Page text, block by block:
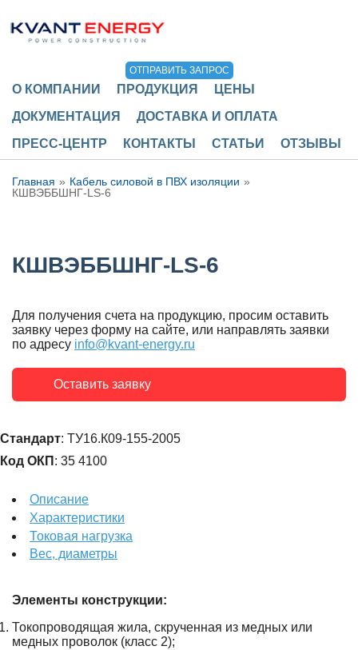
ОТПРАВИТЬ ЗАПРОС
О КОМПАНИИ ПРОДУКЦИЯ
ЦЕНЫ
ДОКУМЕНТАЦИЯ
ДОСТАВКА И ОПЛАТА
ПРЕСС-ЦЕНТР
КОНТАКТЫ СТАТЬИ ОТЗЫВЫ
Главная
Кабель силовой в ПВХ изоляции
КШВЭББШНГ-LS-6
КШВЭББШНГ-LS-6
Для получения счета на продукцию, просим оставить
заявку через форму на сайте, или направлять заявки
по адресу info@kvant-energy.ru
Оставить заявку
Стандарт: ТУ16.К09-155-2005
Код ОКП : 35 4100
Описание
Характеристики
Токовая нагрузка
Вес, диаметры
Элементы конструкции:
Токопроводящая жила, скрученная из медных или
медных проволок (класс 2);